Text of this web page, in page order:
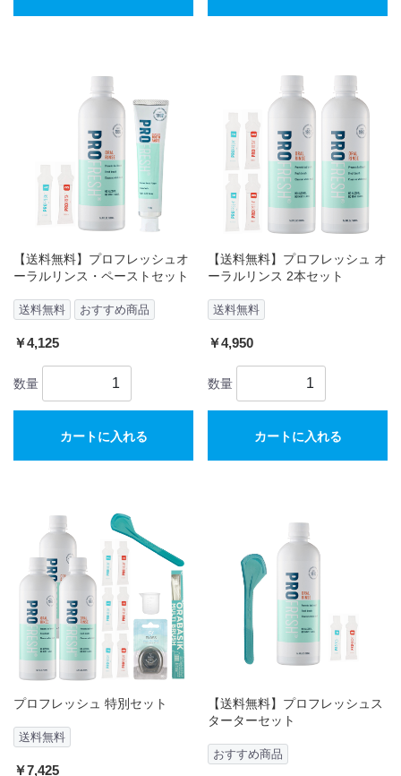
【送料無料】プロフレッシュオ
ーラルリンス・ペーストセット
送料無料 おすすめ商品
￥4,125
数量
カートに入れる
【送料無料】プロフレッシュ オ
ーラルリンス 2本セット
送料無料
￥4,950
数量
カートに入れる
プロフレッシュ 特別セット
送料無料
￥7,425
【送料無料】プロフレッシュス
ターターセット
おすすめ商品